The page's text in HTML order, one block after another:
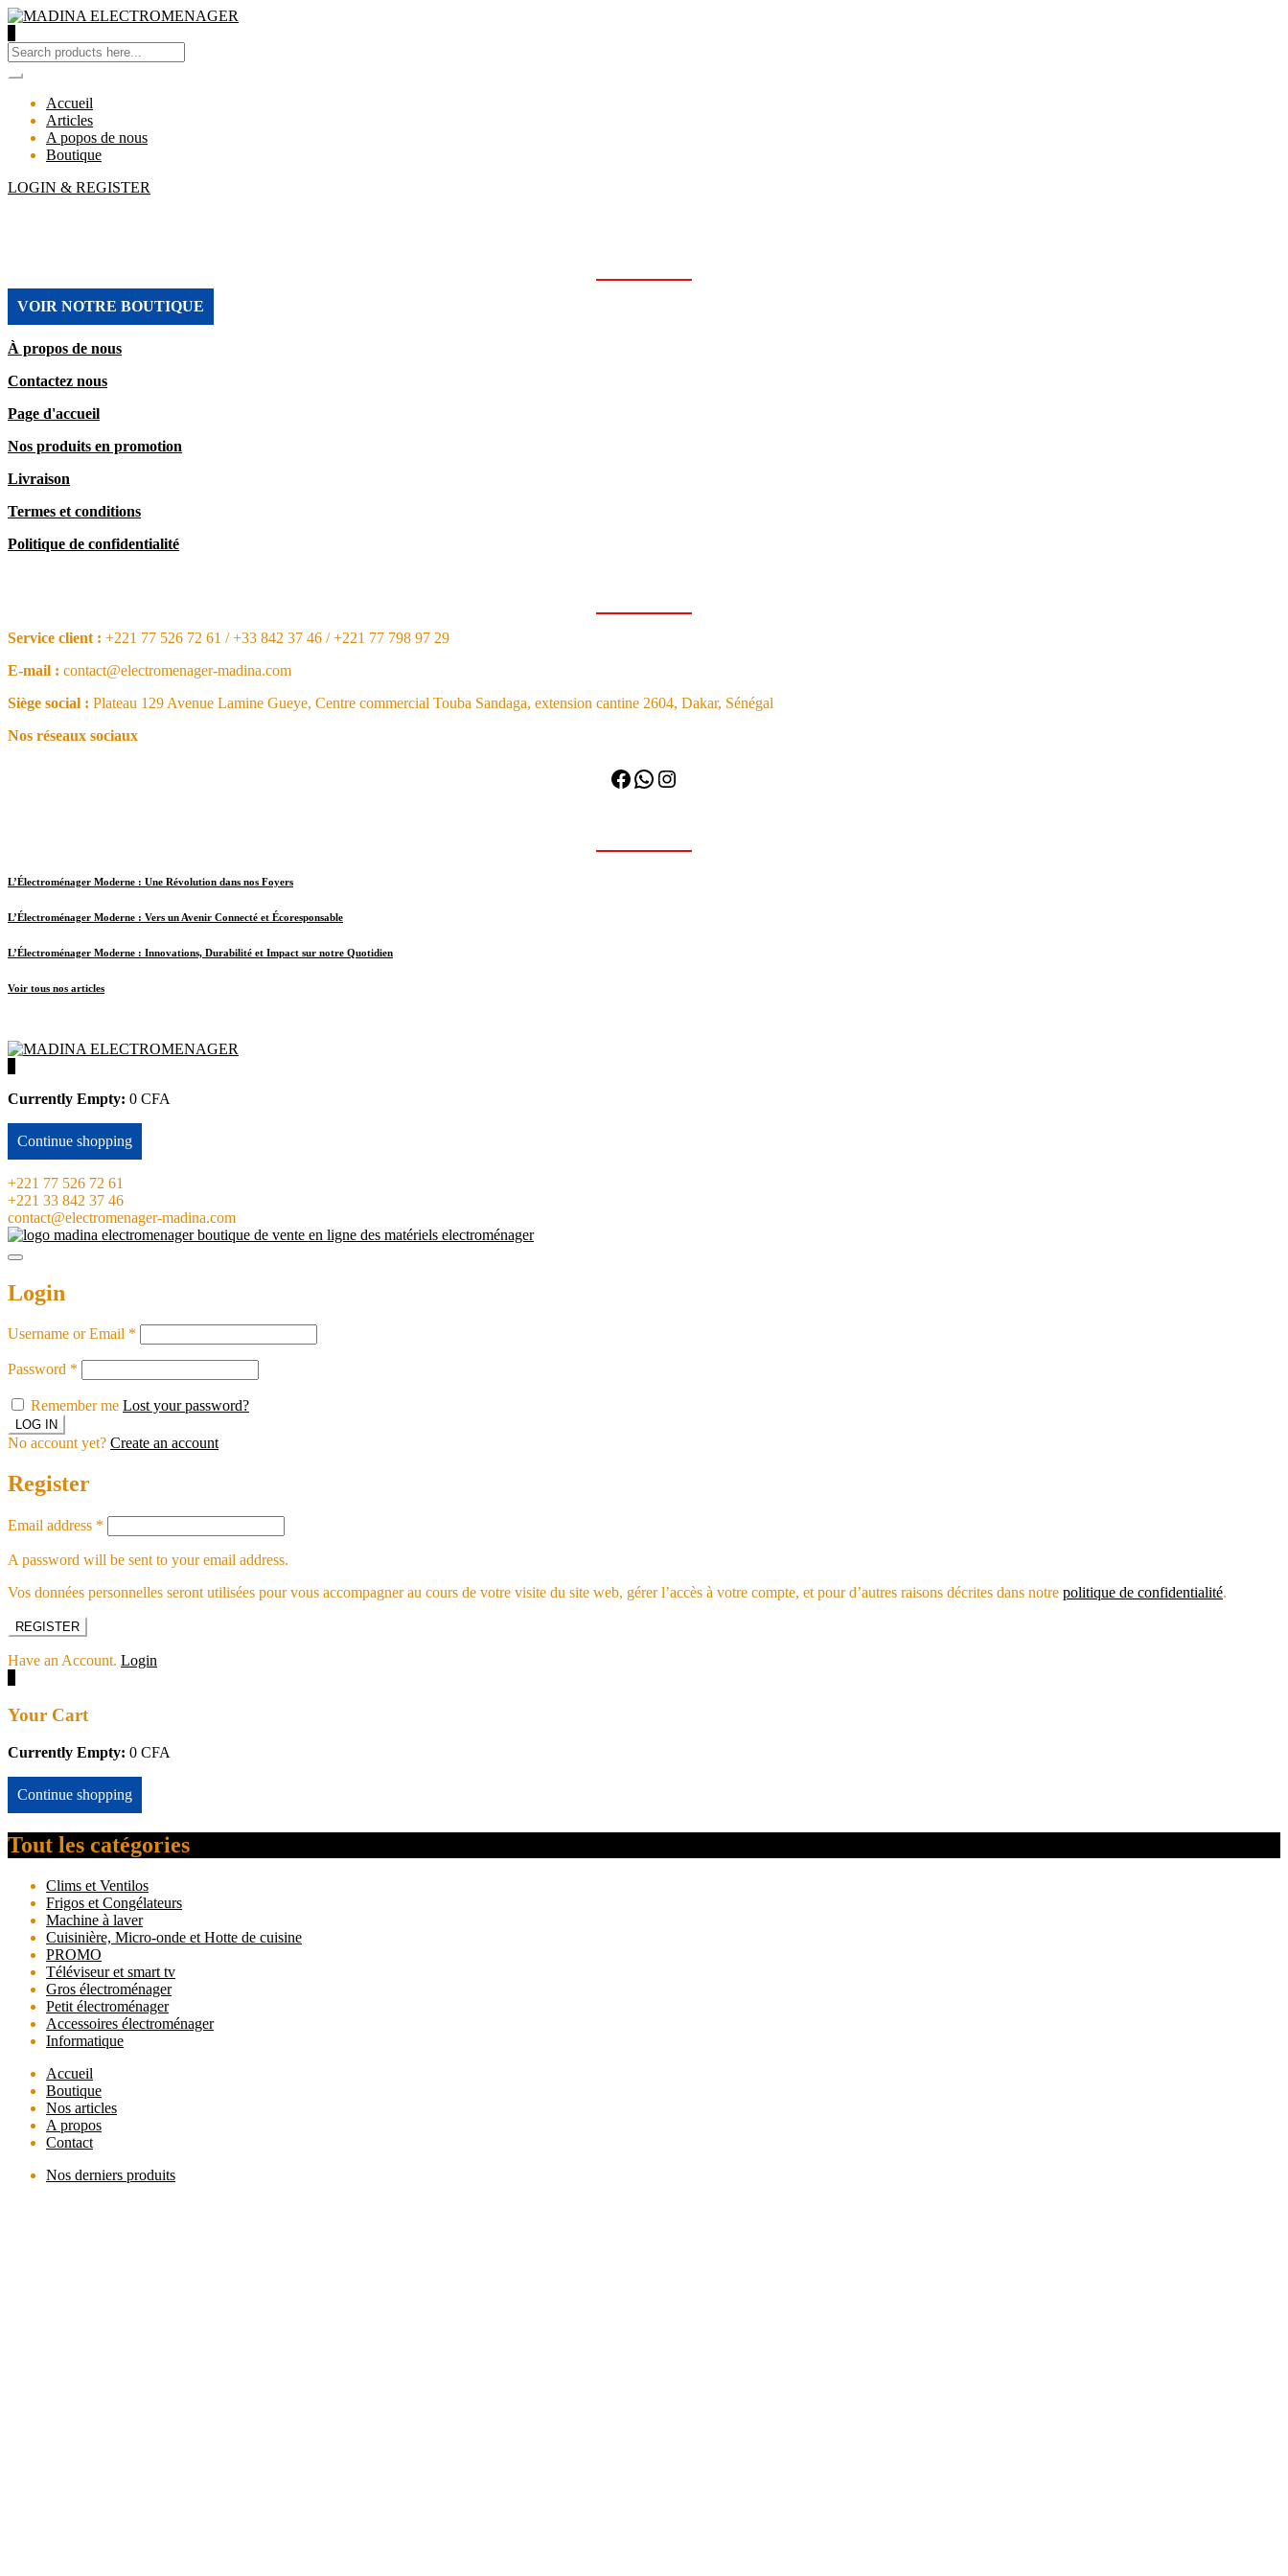
Accueil
Articles
A popos de nous
Boutique
LOGIN & REGISTER
VOIR NOTRE BOUTIQUE
À propos de nous
Contactez nous
Page d'accueil
Nos produits en promotion
Livraison
Termes et conditions
Politique de confidentialité
Service client : +221 77 526 72 61 / +33 842 37 46 / +221 77 798 97 29
E-mail : contact@electromenager-madina.com
Siège social : Plateau 129 Avenue Lamine Gueye, Centre commercial Touba Sandaga, extension cantine 2604, Dakar, Sénégal
Nos réseaux sociaux
Facebook
WhatsApp
Instagram
L’Électroménager Moderne : Une Révolution dans nos Foyers
L’Électroménager Moderne : Vers un Avenir Connecté et Écoresponsable
L’Électroménager Moderne : Innovations, Durabilité et Impact sur notre Quotidien
Voir tous nos articles
Currently Empty: 0 CFA
Continue shopping
+221 77 526 72 61
+221 33 842 37 46
contact@electromenager-madina.com
Login
Username or Email *
Password *
Remember me Lost your password?
No account yet? Create an account
Register
Email address *
A password will be sent to your email address.
Vos données personnelles seront utilisées pour vous accompagner au cours de votre visite du site web, gérer l’accès à votre compte, et pour d’autres raisons décrites dans notre politique de confidentialité.
REGISTER
Have an Account. Login
Your Cart
Currently Empty: 0 CFA
Continue shopping
Tout les catégories
Clims et Ventilos
Frigos et Congélateurs
Machine à laver
Cuisinière, Micro-onde et Hotte de cuisine
PROMO
Téléviseur et smart tv
Gros électroménager
Petit électroménager
Accessoires électroménager
Informatique
Accueil
Boutique
Nos articles
A propos
Contact
Nos derniers produits